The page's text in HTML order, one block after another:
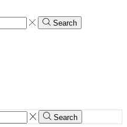
Search
Search